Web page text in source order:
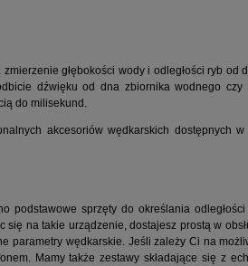
głębokości wody i odległości ryb od
dźwięku od dna zbiornika wodnego czy
do milisekund.
akcesoriów wędkarskich dostępnych
podstawowe sprzęty do określania
na takie urządzenie, dostajesz prostą w
parametry wędkarskie. Jeśli zależy Ci na
Mamy także zestawy składające się z